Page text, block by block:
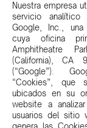
Nuestra empresa
servicio
Google, Inc., una
cuya oficina
Amphitheatre
(California), CA
(“Google”).
“Cookies”, que
ubicados en su
website a
usuarios del sitio